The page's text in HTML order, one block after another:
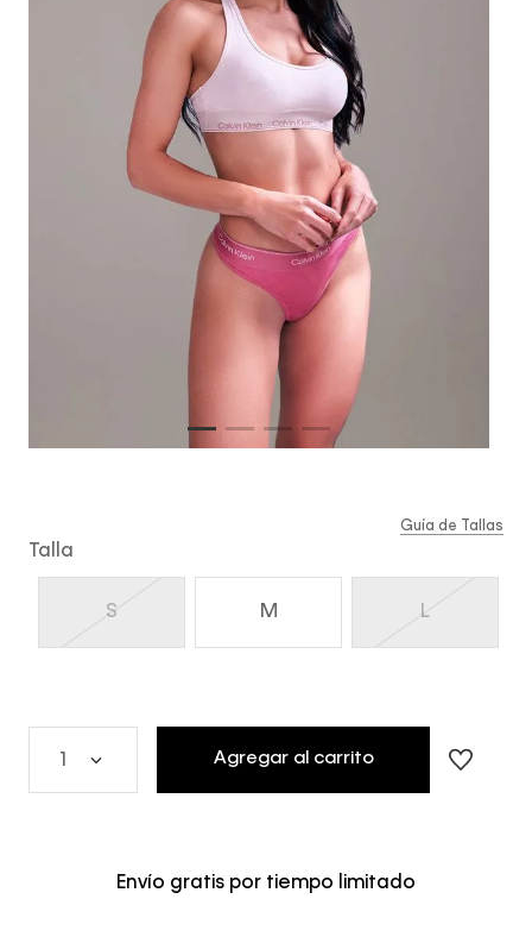
Talla
S M L
Guía de Tallas
1 Agregar al carrito
Envío gratis por tiempo limitado